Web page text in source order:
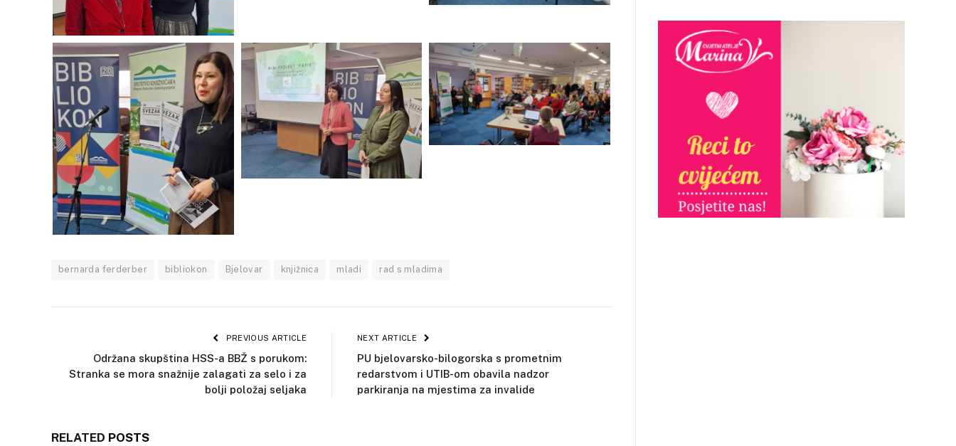
bernarda ferderber bibliokon Bjelovar knjižnica mladi rad s mladima
PREVIOUS ARTICLE
Održana skupština HSS-a BBŽ s porukom:
Stranka se mora snažnije zalagati za selo i za
bolji položaj seljaka
NEXT ARTICLE
PU bjelovarsko-bilogorska s prometnim
redarstvom i UTIB-om obavila nadzor
parkiranja na mjestima za invalide
RELATED POSTS